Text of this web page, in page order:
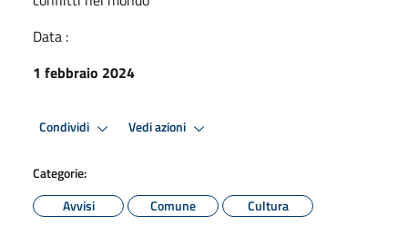
Data :
1 febbraio 2024
Condividi Vedi azioni
Categorie:
Avvisi
Comune
Cultura